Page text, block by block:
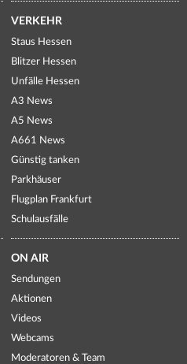
VERKEHR
Staus Hessen
Blitzer Hessen
Unfälle Hessen
A3 News
A5 News
A661 News
Günstig tanken
Parkhäuser
Flugplan Frankfurt
Schulausfälle
ON AIR
Sendungen
Aktionen
Videos
Webcams
Moderatoren & Team